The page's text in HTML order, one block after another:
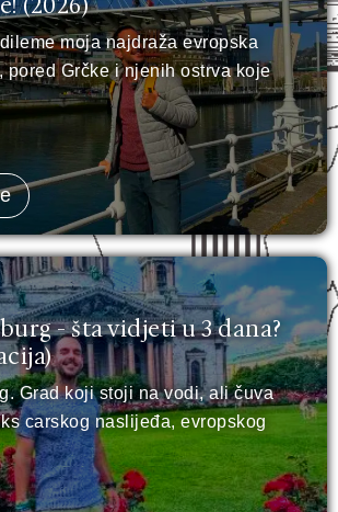
moja najdraža evropska
pored Grčke i njenih ostrva koje
- šta vidjeti u 3 dana?
Grad koji stoji na vodi, ali čuva
carskog naslijeđa, evropskog